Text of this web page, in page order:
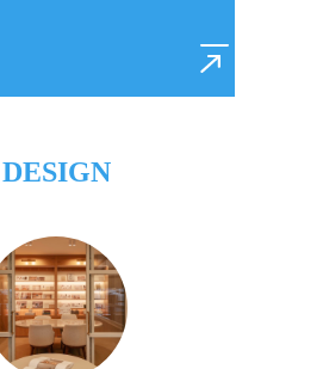
DESIGN